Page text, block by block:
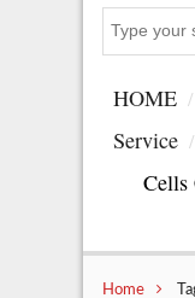
HOME
Service
Cells
Home